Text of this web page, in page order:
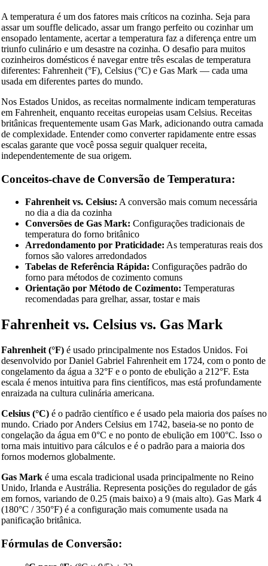
A temperatura é um dos fatores mais críticos na cozinha. Seja para
assar um souffle delicado, assar um frango perfeito ou cozinhar um
ensopado lentamente, acertar a temperatura faz a diferença entre um
triunfo culinário e um desastre na cozinha. O desafio para muitos
cozinheiros domésticos é navegar entre três escalas de temperatura
diferentes: Fahrenheit (°F), Celsius (°C) e Gas Mark — cada uma
usada em diferentes partes do mundo.
Nos Estados Unidos, as receitas normalmente indicam temperaturas
em Fahrenheit, enquanto receitas europeias usam Celsius. Receitas
britânicas frequentemente usam Gas Mark, adicionando outra camada
de complexidade. Entender como converter rapidamente entre essas
escalas garante que você possa seguir qualquer receita,
independentemente de sua origem.
Conceitos-chave de Conversão de Temperatura:
Fahrenheit vs. Celsius: A conversão mais comum necessária
no dia a dia da cozinha
Conversões de Gas Mark: Configurações tradicionais de
temperatura do forno britânico
Arredondamento por Praticidade: As temperaturas reais dos
fornos são valores arredondados
Tabelas de Referência Rápida: Configurações padrão do
forno para métodos de cozimento comuns
Orientação por Método de Cozimento: Temperaturas
recomendadas para grelhar, assar, tostar e mais
Fahrenheit vs. Celsius vs. Gas Mark
Fahrenheit (°F)é usado principalmente nos Estados Unidos. Foi
desenvolvido por Daniel Gabriel Fahrenheit em 1724, com o ponto de
congelamento da água a 32°F e o ponto de ebulição a 212°F. Esta
escala é menos intuitiva para fins científicos, mas está profundamente
enraizada na cultura culinária americana.
Celsius (°C)é o padrão científico e é usado pela maioria dos países no
mundo. Criado por Anders Celsius em 1742, baseia-se no ponto de
congelação da água em 0°C e no ponto de ebulição em 100°C. Isso o
torna mais intuitivo para cálculos e é o padrão para a maioria dos
fornos modernos globalmente.
Gas Marké uma escala tradicional usada principalmente no Reino
Unido, Irlanda e Austrália. Representa posições do regulador de gás
em fornos, variando de 0.25 (mais baixo) a 9 (mais alto). Gas Mark 4
(180°C / 350°F) é a configuração mais comumente usada na
panificação britânica.
Fórmulas de Conversão: